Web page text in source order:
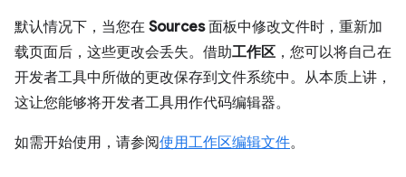
默认情况下，当您在 Sources面板中修改文件时，重新加
载页面后，这些更改会丢失。借助工作区 ，您可以将自己在
开发者工具中所做的更改保存到文件系统中。从本质上讲，
这让您能够将开发者工具用作代码编辑器。
如需开始使用，请参阅使用工作区编辑文件。